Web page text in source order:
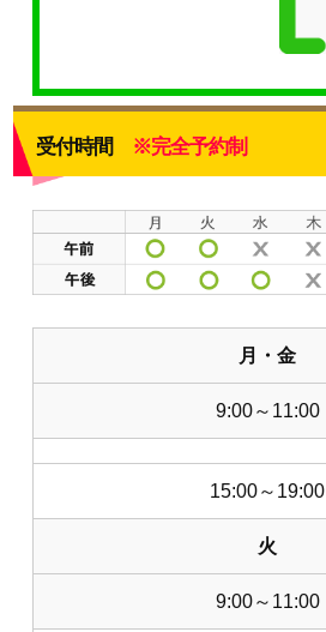
受付時間 ※完全予約制
月・金
9:00～11:00
15:00～19:00
火
9:00～11:00